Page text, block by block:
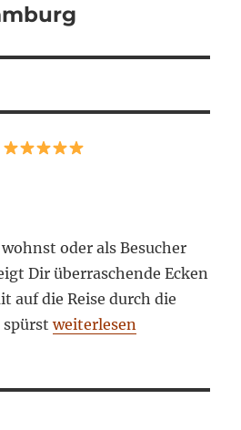
oder als Besucher
Dir überraschende Ecken
auf die Reise durch die
spürstweiterlesen